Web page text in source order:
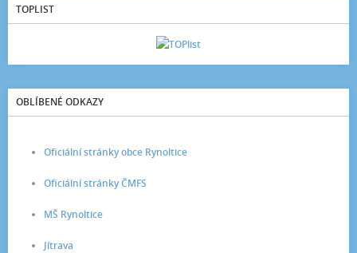
TOPLIST
OBLÍBENÉ ODKAZY
Oficiální stránky obce Rynoltice
Oficiální stránky ČMFS
MŠ Rynoltice
Jítrava